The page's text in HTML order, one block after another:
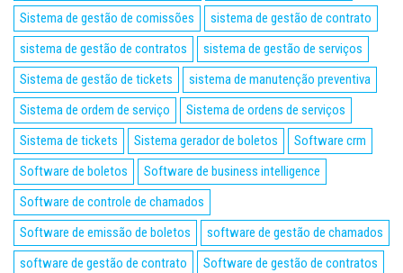
Sistema de gestão de comissões
sistema de gestão de contrato
sistema de gestão de contratos
sistema de gestão de serviços
Sistema de gestão de tickets
sistema de manutenção preventiva
Sistema de ordem de serviço
Sistema de ordens de serviços
Sistema de tickets
Sistema gerador de boletos
Software crm
Software de boletos
Software de business intelligence
Software de controle de chamados
Software de emissão de boletos
software de gestão de chamados
software de gestão de contrato
Software de gestão de contratos